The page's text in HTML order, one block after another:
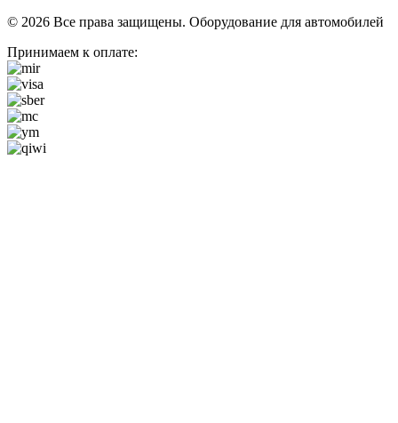
© 2026 Все права защищены. Оборудование для автомобилей
Принимаем к оплате: